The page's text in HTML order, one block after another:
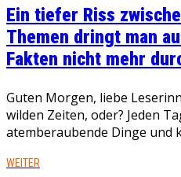
Ein tiefer Riss
Themen dringt man
Fakten nicht mehr
Guten Morgen, liebe
wilden Zeiten, oder? Jeden
atemberaubende Dinge und
WEITER